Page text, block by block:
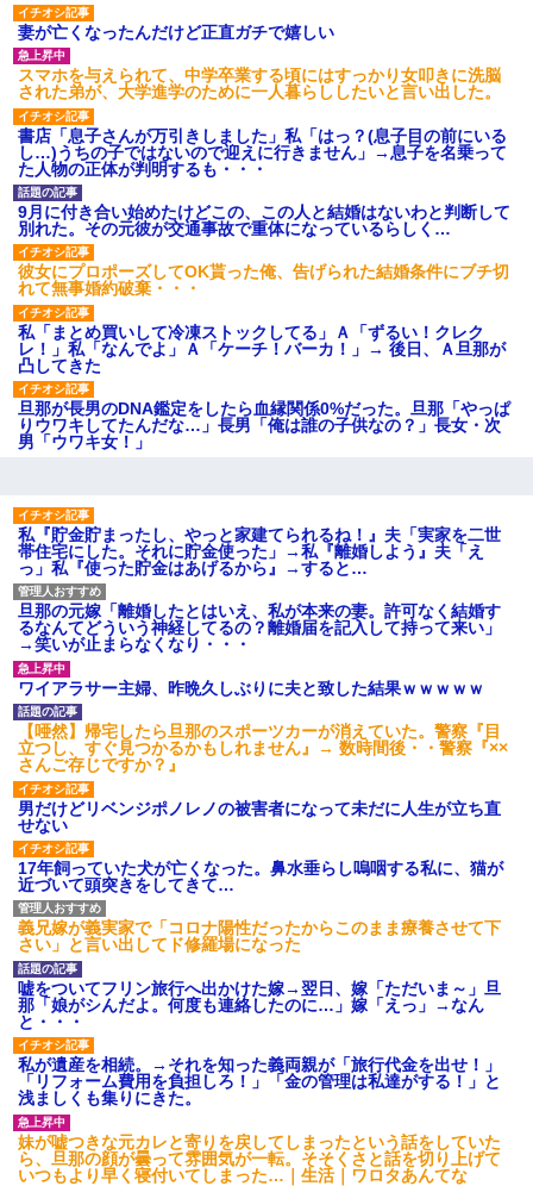
私「初めて飲む味だけどなん
のお茶？」彼「ちっ！」私「」
【GIF】JSのカンチョーワロ
タ
後続車にクラクションを鳴ら
され彼氏が逆切れ。「何クラク
ション鳴らしてんだ！降りてこ
いよ！」と怒鳴りだし...
【衝撃】報酬100万円超の治験
募集がこちらｗｗｗｗｗ(※画像
あり)
【ネット騒然】惨殺されたタ
ワマン頂き女子のこの動画、す
げえええええｗｗｗｗｗｗｗｗ
ｗｗｗ
【愕然】白のクラウン俺氏、
高速道路左車線を制限速度で走
った結果wwwwwwwwwwww
百年の恋12-899 食べた量を
張り合ってくる
【悲報】佐藤輝明・・・２軍
でも盛大にやらかす←あまり悲
しませないでくれ
妻が亡くなったんだけど正直ガチで嬉しい
スマホを与えられて、中学卒業する頃にはすっかり女叩きに洗脳
された弟が、大学進学のために一人暮らししたいと言い出した。
書店「息子さんが万引きしました」私「はっ？(息子目の前にいる
し…)うちの子ではないので迎えに行きません」→息子を名乗って
た人物の正体が判明するも・・・
9月に付き合い始めたけどこの、この人と結婚はないわと判断して
別れた。その元彼が交通事故で重体になっているらしく…
彼女にプロポーズしてOK貰った俺、告げられた結婚条件にブチ切
れて無事婚約破棄・・・
私「まとめ買いして冷凍ストックしてる」Ａ「ずるい！クレク
レ！」私「なんでよ」Ａ「ケーチ！バーカ！」→ 後日、Ａ旦那が
凸してきた
旦那が長男のDNA鑑定をしたら血縁関係0%だった。旦那「やっぱ
りウワキしてたんだな…」長男「俺は誰の子供なの？」長女・次
男「ウワキ女！」
私『貯金貯まったし、やっと家建てられるね！』夫「実家を二世
帯住宅にした。それに貯金使った」→私『離婚しよう』夫「え
っ」私『使った貯金はあげるから』→すると…
旦那の元嫁「離婚したとはいえ、私が本来の妻。許可なく結婚す
るなんてどういう神経してるの？離婚届を記入して持って来い」
→笑いが止まらなくなり・・・
ワイアラサー主婦、昨晩久しぶりに夫と致した結果ｗｗｗｗｗ
【唖然】帰宅したら旦那のスポーツカーが消えていた。警察『目
立つし、すぐ見つかるかもしれません』→ 数時間後・・警察『××
さんご存じですか？』
男だけどリベンジポノレノの被害者になって未だに人生が立ち直
せない
17年飼っていた犬が亡くなった。鼻水垂らし嗚咽する私に、猫が
近づいて頭突きをしてきて…
義兄嫁が義実家で「コロナ陽性だったからこのまま療養させて下
さい」と言い出してド修羅場になった
嘘をついてフリン旅行へ出かけた嫁→翌日、嫁「ただいま～」旦
那「娘がシんだよ。何度も連絡したのに…」嫁「えっ」→なん
と・・・
私が遺産を相続。→それを知った義両親が「旅行代金を出せ！」
「リフォーム費用を負担しろ！」「金の管理は私達がする！」と
浅ましくも集りにきた。
妹が嘘つきな元カレと寄りを戻してしまったという話をしていた
ら、旦那の顔が曇って雰囲気が一転。そそくさと話を切り上げて
いつもより早く寝付いてしまった…｜生活｜ワロタあんてな